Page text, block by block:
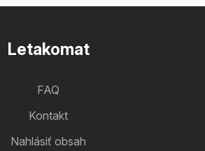
Letakomat
FAQ
Kontakt
Nahlásiť obsah